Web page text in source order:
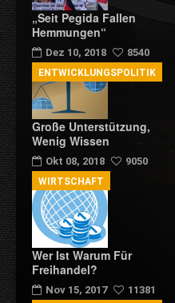
„Seit Pegida Fallen
Hemmungen“
Dez 10, 2018 8540
Große Unterstützung,
Wenig Wissen
Okt 08, 2018 9050
ENTWICKLUNGSPOLITIK
Wer Ist Warum Für
Freihandel?
Nov 15, 2017 11381
WIRTSCHAFT